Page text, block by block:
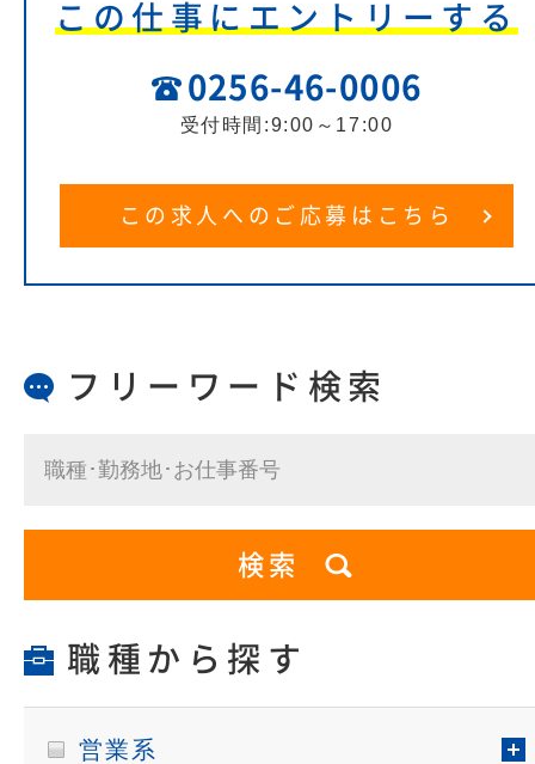
この仕事にエントリーする
0256-46-0006
受付時間:9:00～17:00
この求人へのご応募はこちら
フリーワード検索
職種から探す
営業系